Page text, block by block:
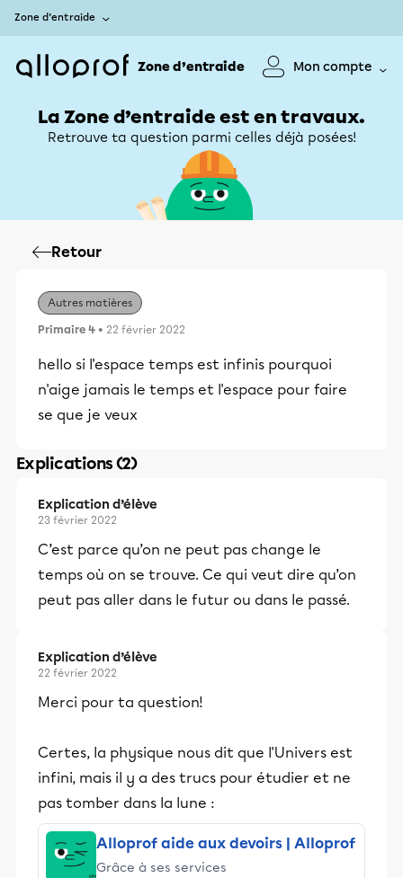
Zone d’entraide
Zone d’entraide Mon compte
La Zone d’entraide est en travaux.
Retrouve ta question parmi celles déjà posées!
Retour
Autres matières
Primaire 4 • 22 février 2022
hello si l'espace temps est infinis pourquoi
n'aige jamais le temps et l'espace pour faire
se que je veux
Explications (2)
Explication d’élève
23 février 2022
C’est parce qu’on ne peut pas change le
temps où on se trouve. Ce qui veut dire qu’on
peut pas aller dans le futur ou dans le passé.
Explication d’élève
22 février 2022
Merci pour ta question!
Certes, la physique nous dit que l'Univers est
infini, mais il y a des trucs pour étudier et ne
pas tomber dans la lune :
Alloprof aide aux devoirs | Alloprof
Grâce à ses services